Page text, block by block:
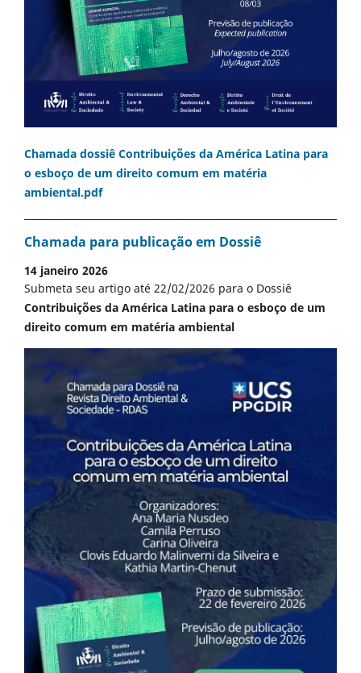
Chamada dossiê Contribuições da América Latina para
o esboço de um direito comum em matéria
ambiental.pdf
Chamada para publicação em Dossiê
14 janeiro 2026
Submeta seu artigo até 22/02/2026 para o Dossiê
Contribuições da América Latina para o esboço de um
direito comum em matéria ambiental